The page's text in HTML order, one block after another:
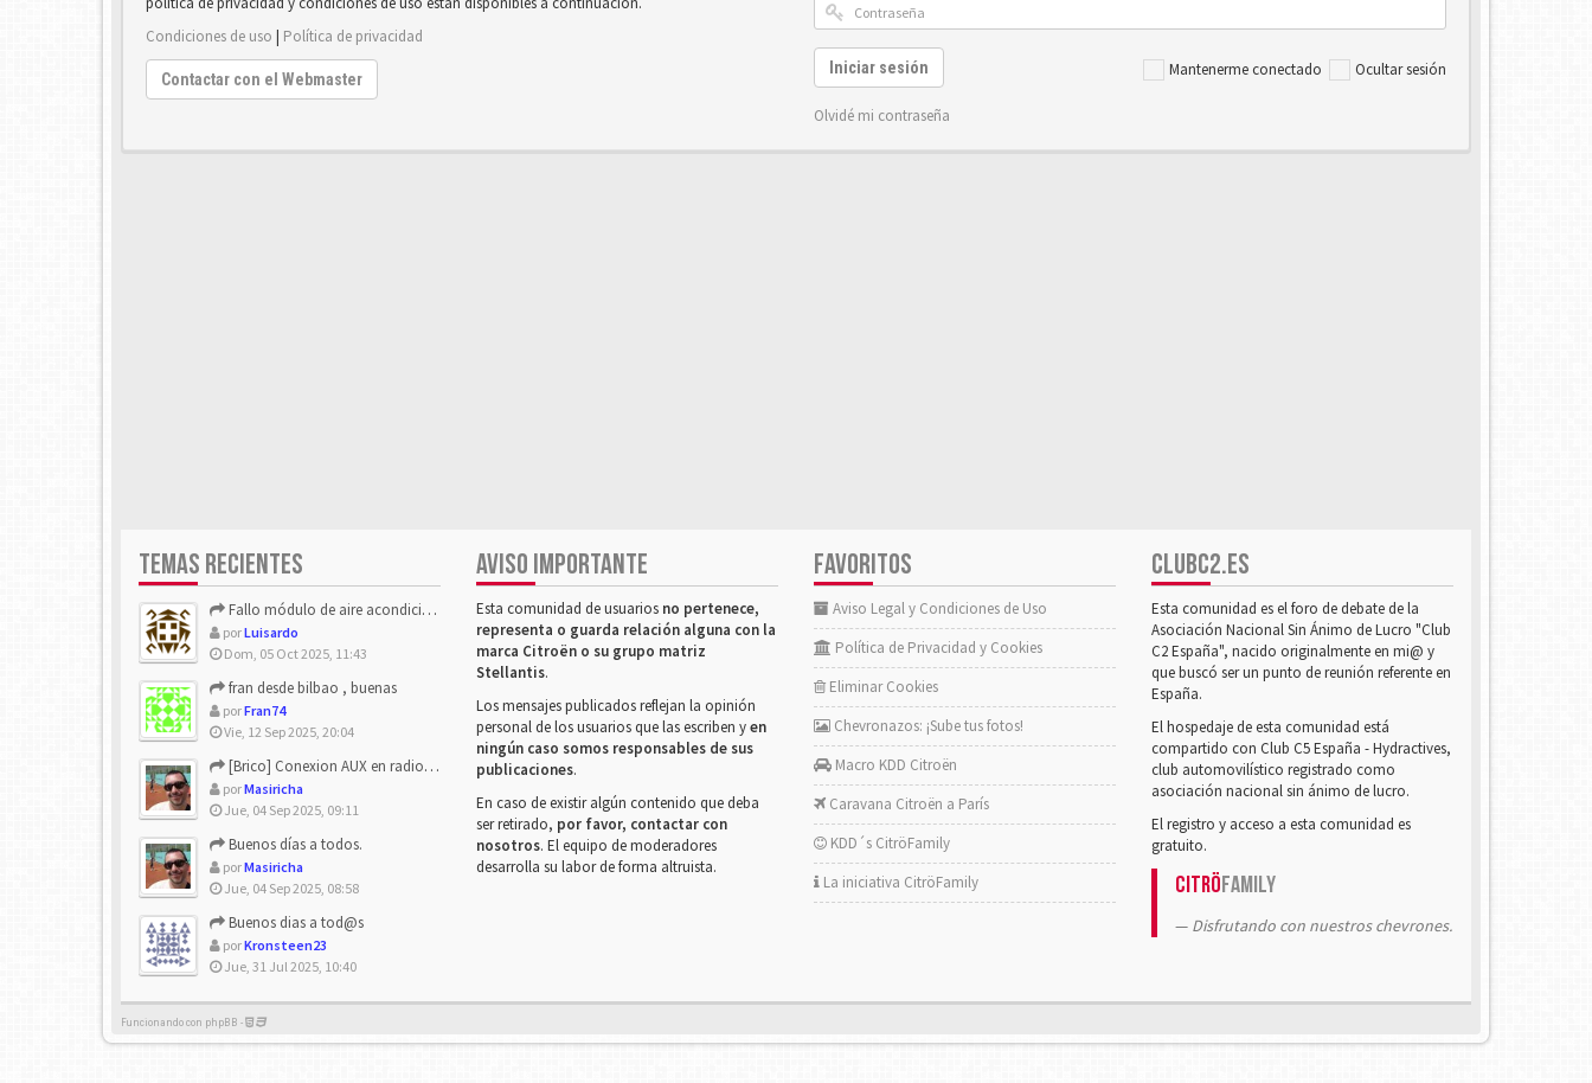
Condiciones de uso | Política de privacidad
Contactar con el Webmaster Mantenerme conectado Ocultar sesión
Iniciar sesión
Olvidé mi contraseña
TEMAS RECIENTES
Fallo módulo de aire acondicionado
porLuisardo
Dom, 05 Oct 2025, 11:43
fran desde bilbao , buenas
porFran74
Vie, 12 Sep 2025, 20:04
[Brico] Conexion AUX en radio de origen
porMasiricha
Jue, 04 Sep 2025, 09:11
Buenos días a todos.
porMasiricha
Jue, 04 Sep 2025, 08:58
Buenos dias a tod@s
porKronsteen23
Jue, 31 Jul 2025, 10:40
AVISO IMPORTANTE
Esta comunidad de usuarios no pertenece,
representa o guarda relación alguna con la
marca Citroën o su grupo matriz
Stellantis.
Los mensajes publicados reflejan la opinión
personal de los usuarios que las escriben yen
ningún caso somos responsables de sus
publicaciones.
En caso de existir algún contenido que deba
ser retirado, por favor, contactar con
nosotros. El equipo de moderadores
desarrolla su labor de forma altruista.
FAVORITOS
Aviso Legal y Condiciones de Uso
Política de Privacidad y Cookies
Eliminar Cookies
Chevronazos: ¡Sube tus fotos!
Macro KDD Citroën
Caravana Citroën a París
KDD´s CitröFamily
La iniciativa CitröFamily
CLUBC2.ES
Esta comunidad es el foro de debate de la
Asociación Nacional Sin Ánimo de Lucro "Club
C2 España", nacido originalmente en mi@ y
que buscó ser un punto de reunión referente en
España.
El hospedaje de esta comunidad está
compartido con Club C5 España - Hydractives,
club automovilístico registrado como
asociación nacional sin ánimo de lucro.
El registro y acceso a esta comunidad es
gratuito.
CitröFamily
Disfrutando con nuestros chevrones.
Funcionando con phpBB -